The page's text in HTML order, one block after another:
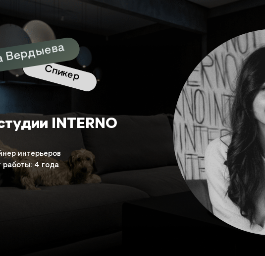
Вердыева
интерьеров
работы: 4 года
Спикер
INTERNO